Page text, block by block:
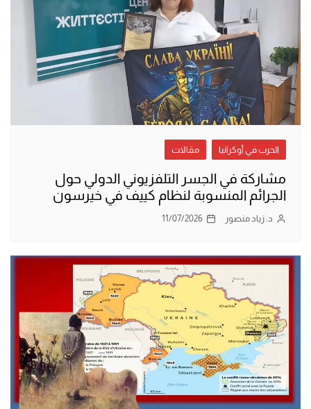
الحرب في أوكرانيا مقالات
مشاركة في الجسر التلفزيوني الدولي حول
الجرائم المنسوبة لنظام كييف في خيرسون
د. زياد منصور 11/07/2026